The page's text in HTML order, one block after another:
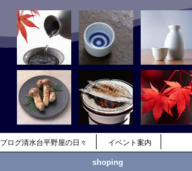
ブログ清水台平野屋の日々 イベント案内
shoping